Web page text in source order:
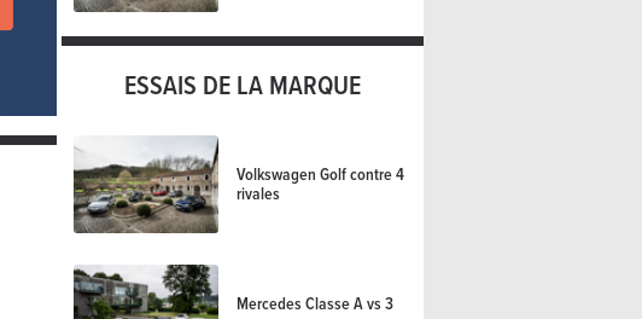
ESSAIS DE LA MARQUE
Volkswagen Golf contre 4
rivales
Mercedes Classe A vs 3